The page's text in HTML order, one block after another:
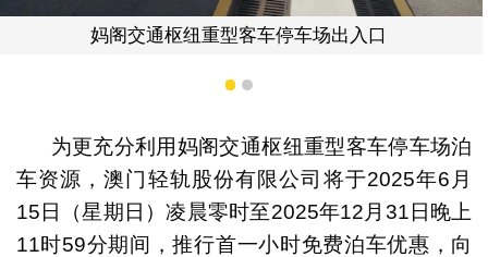
重型客车停车场出入口
妈阁交通
1 2
为更充分利用妈阁交通枢纽重型客车停车场泊
车资源，澳门轻轨股份有限公司将于2025年6月
15日（星期日）凌晨零时至2025年12月31日晚上
11时59分期间，推行首一小时免费泊车优惠，向